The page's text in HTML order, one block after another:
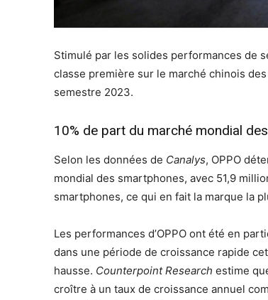
Stimulé par les solides performances de
classe première sur le marché chinois
semestre 2023.
10% de part du marché mondial
Selon les données de Canalys, OPPO
mondial des smartphones, avec 51,9
smartphones, ce qui en fait la marque la
Les performances d’OPPO ont été en
dans une période de croissance rapide
hausse. Counterpoint Research estime
croître à un taux de croissance annuel